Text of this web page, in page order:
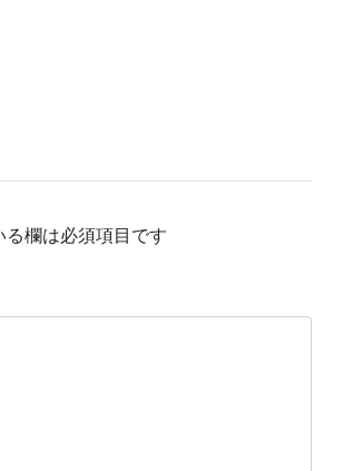
る欄は必須項目です